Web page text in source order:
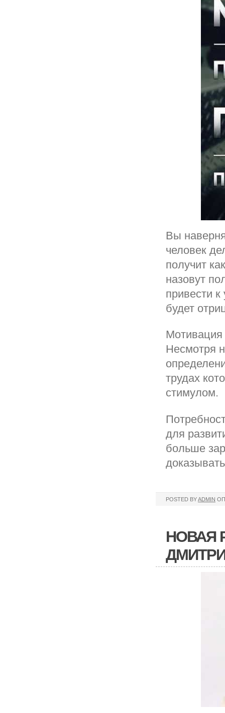
Вы
человек
получит
назовут
привести
будет
Мотивация
Несмотря
трудах
стимулом.
для
больше
POSTED BYADMIN
НОВАЯ